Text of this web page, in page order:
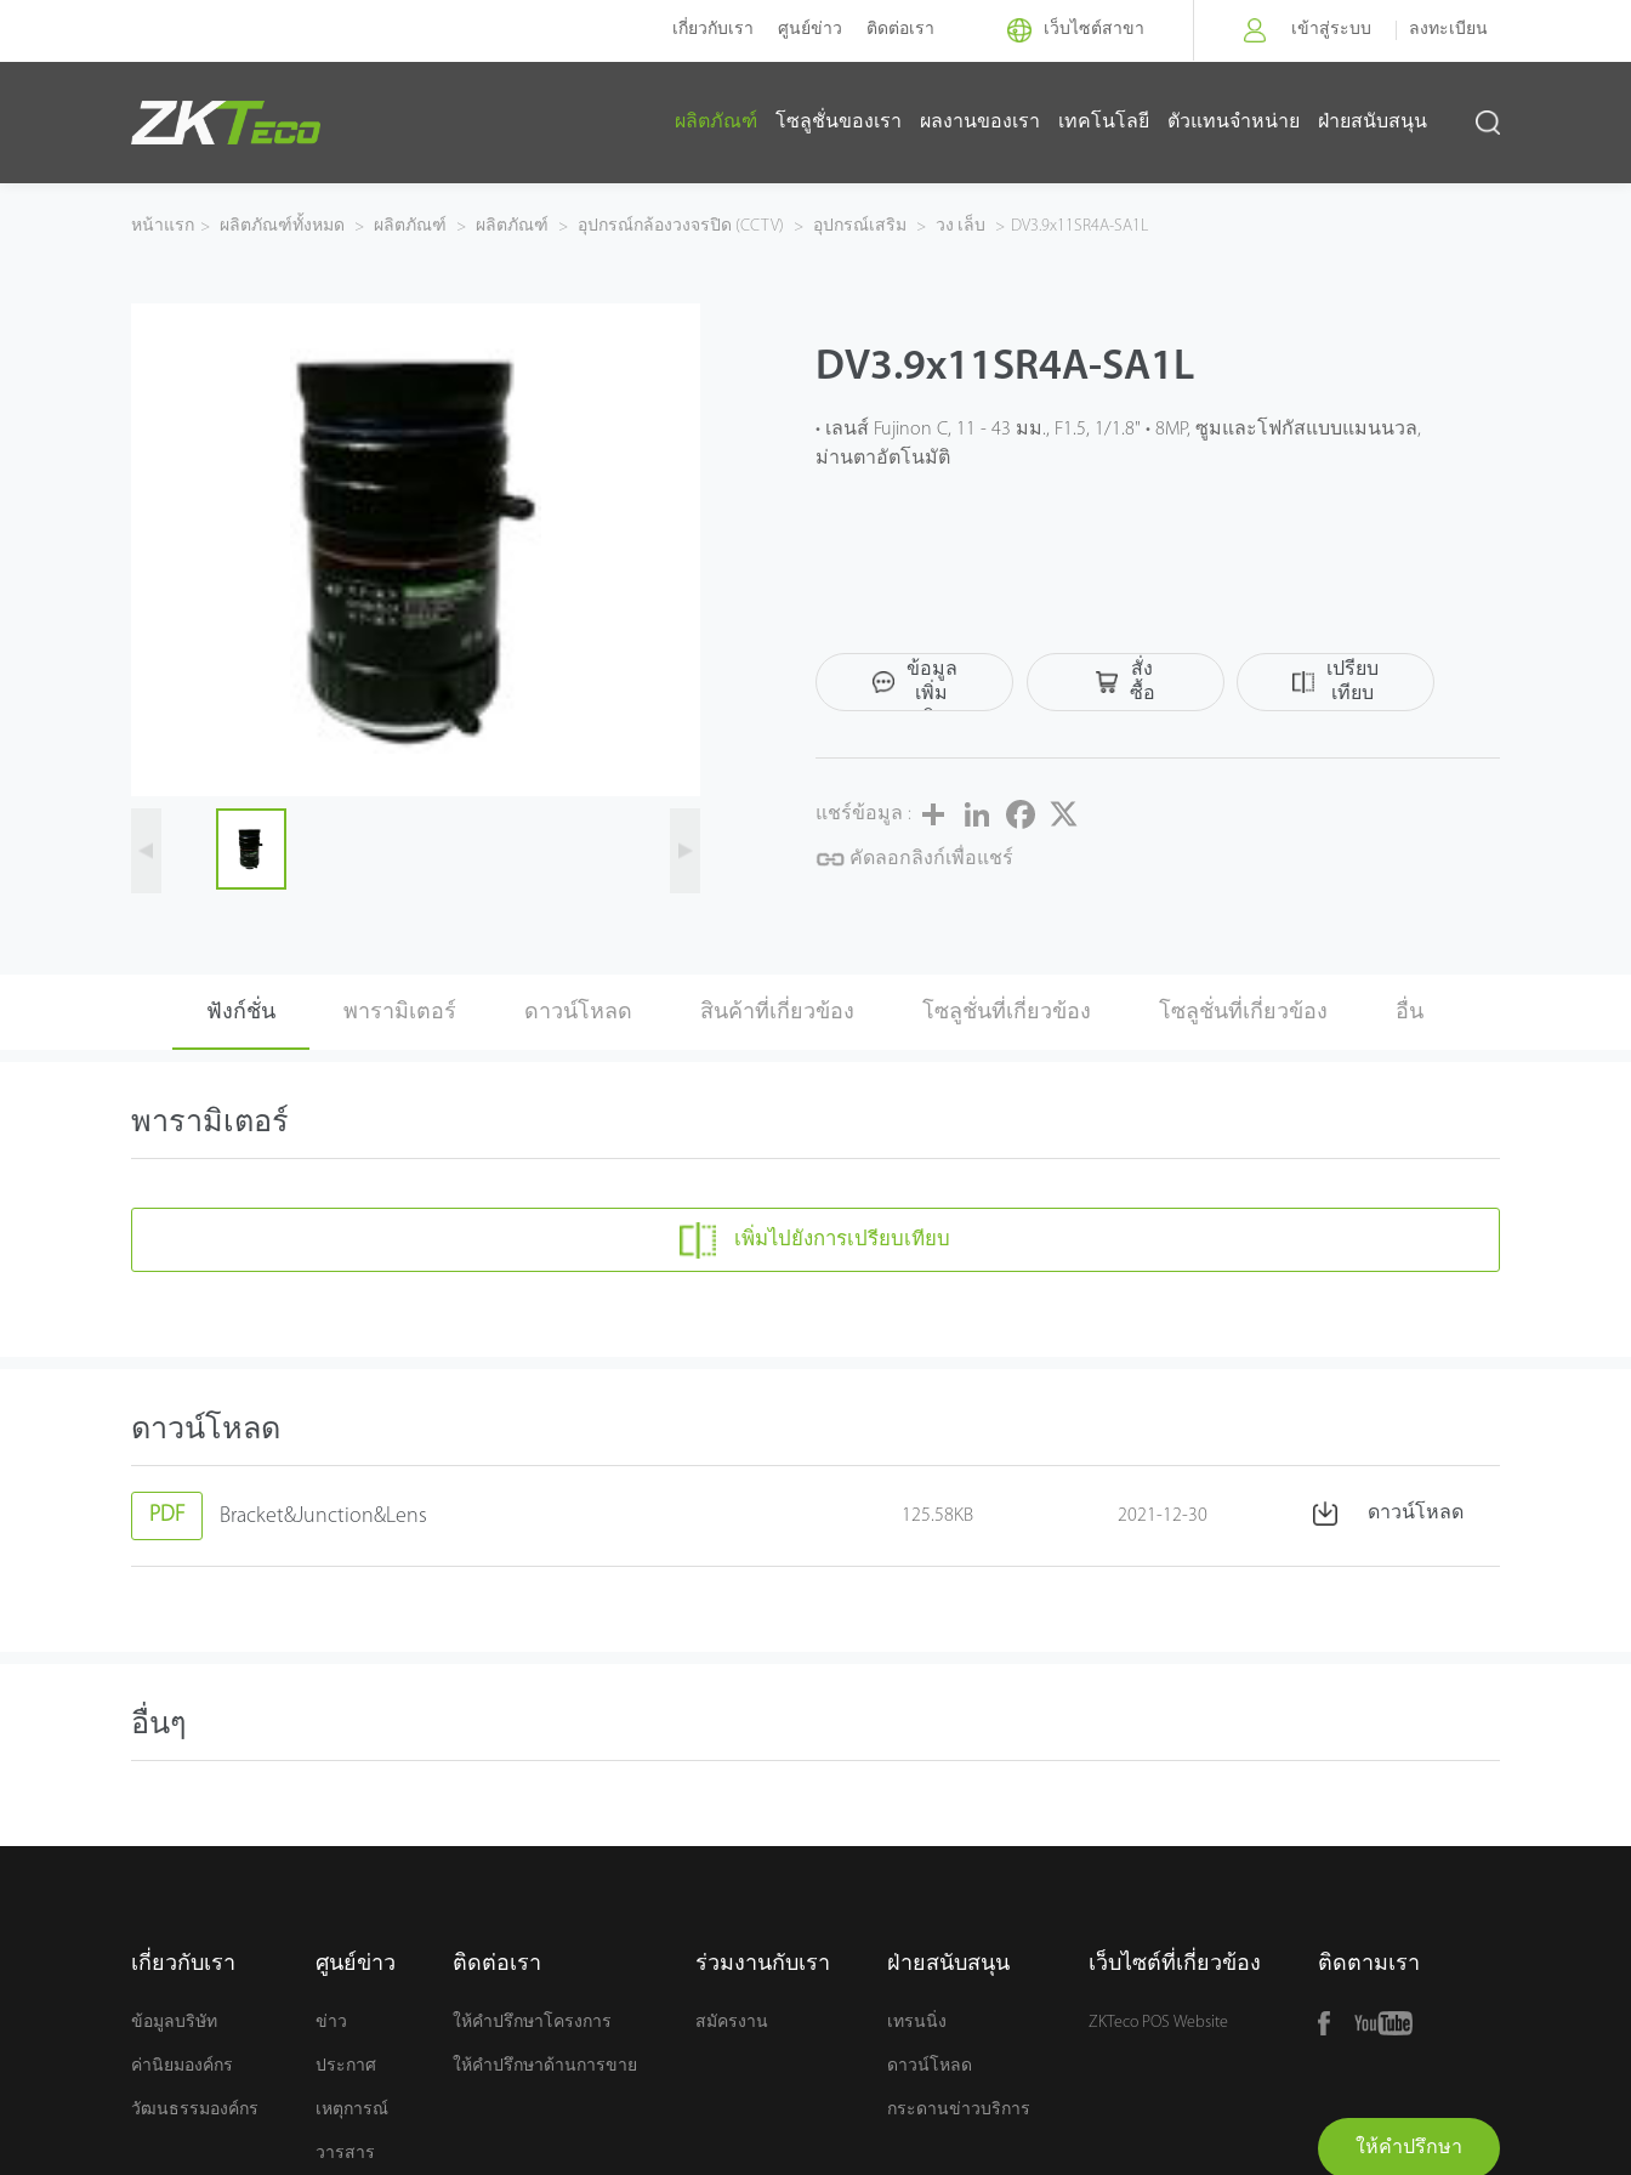
เกี่ยวกับเรา ศูนย์ข่าว ติดต่อเรา เว็บไซต์สาขา เข้าสู่ระบบ ลงทะเบียน
ผลิตภัณฑ์ โซลูชั่นของเรา ผลงานของเรา เทคโนโลยี ตัวแทนจำหน่าย ฝ่ายสนับสนุน
หน้าแรก > ผลิตภัณฑ์ทั้งหมด > ผลิตภัณฑ์ > ผลิตภัณฑ์ > อุปกรณ์กล้องวงจรปิด (CCTV) > อุปกรณ์เสริม > วง เล็บ > DV3.9x11SR4A-SA1L
DV3.9x11SR4A-SA1L
• เลนส์ Fujinon C, 11 - 43 มม., F1.5, 1/1.8" • 8MP, ซูมและโฟกัสแบบแมนนวล,
ม่านตาอัตโนมัติ
ข้อมูล
เพิ่ม
สั่ง
ซื้อ
เปรียบ
เทียบ
แชร์ข้อมูล :
Share LinkedInFacebook
คัดลอกลิงก์เพื่อแชร์
ฟังก์ชั่น พารามิเตอร์ ดาวน์โหลด สินค้าที่เกี่ยวข้อง โซลูชั่นที่เกี่ยวข้อง โซลูชั่นที่เกี่ยวข้อง อื่น
พารามิเตอร์
เพิ่มไปยังการเปรียบเทียบ
ดาวน์โหลด
PDF Bracket&Junction&Lens 125.58KB 2021-12-30 ดาวน์โหลด
อื่นๆ
เกี่ยวกับเรา
ข้อมูลบริษัท
ค่านิยมองค์กร
วัฒนธรรมองค์กร
ศูนย์ข่าว
ข่าว
ประกาศ
เหตุการณ์
วารสาร
ติดต่อเรา
ให้คําปรึกษาโครงการ
ให้คําปรึกษาด้านการขาย
ร่วมงานกับเรา
สมัครงาน
ฝ่ายสนับสนุน
เทรนนิ่ง
ดาวน์โหลด
กระดานข่าวบริการ
เว็บไซต์ที่เกี่ยวข้อง
ZKTeco POS Website
ติดตามเรา
ให้คำปรึกษา